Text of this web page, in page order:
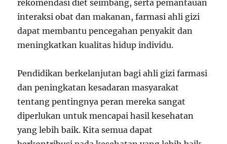
rekomendasi diet seimbang, serta pemantauan
interaksi obat dan makanan, farmasi ahli gizi
dapat membantu pencegahan penyakit dan
meningkatkan kualitas hidup individu.
Pendidikan berkelanjutan bagi ahli gizi farmasi
dan peningkatan kesadaran masyarakat
tentang pentingnya peran mereka sangat
diperlukan untuk mencapai hasil kesehatan
yang lebih baik. Kita semua dapat